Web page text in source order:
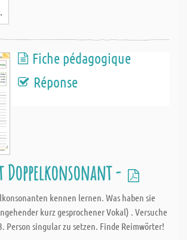
Fiche pédagogique
Réponse
-
kennen lernen. Was haben sie
kurz gesprochener Vokal) . Versuche
Person singular zu setzen. Finde Reimwörter!